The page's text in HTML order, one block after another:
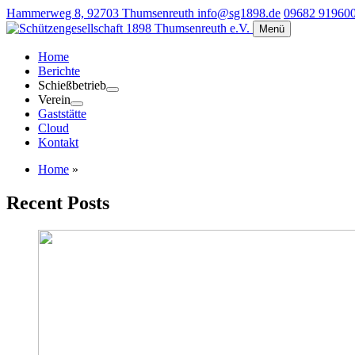
Hammerweg 8, 92703 Thumsenreuth info@sg1898.de 09682
Menü
Home
Berichte
Schießbetrieb
Verein
Gaststätte
Cloud
Kontakt
Home »
Recent Posts